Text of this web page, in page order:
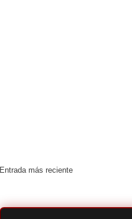
Entrada más reciente